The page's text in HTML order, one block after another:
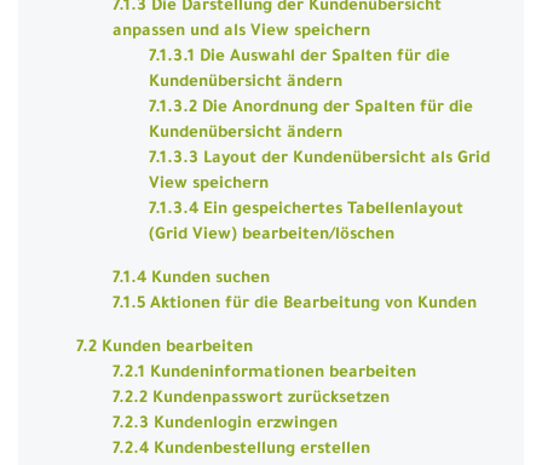
7.1.3 Die Darstellung der Kundenübersicht
anpassen und als View speichern
7.1.3.1 Die Auswahl der Spalten für die
Kundenübersicht ändern
7.1.3.2 Die Anordnung der Spalten für die
Kundenübersicht ändern
7.1.3.3 Layout der Kundenübersicht als Grid
View speichern
7.1.3.4 Ein gespeichertes Tabellenlayout
(Grid View) bearbeiten/löschen
7.1.4 Kunden suchen
7.1.5 Aktionen für die Bearbeitung von Kunden
7.2 Kunden bearbeiten
7.2.1 Kundeninformationen bearbeiten
7.2.2 Kundenpasswort zurücksetzen
7.2.3 Kundenlogin erzwingen
7.2.4 Kundenbestellung erstellen